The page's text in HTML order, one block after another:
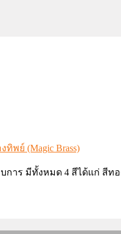
ทิพย์ (Magic Brass)
ร มีทั้งหมด 4 สีได้แก่ สีท